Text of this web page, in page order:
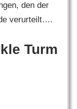
den der
verurteilt….
Turm